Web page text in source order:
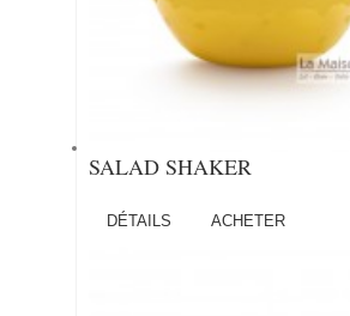
SALAD SHAKER
DÉTAILS ACHETER